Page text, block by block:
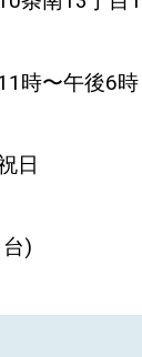
時〜午後6時
日
)